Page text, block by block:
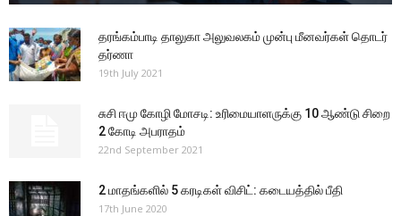
தரங்கம்பாடி தாலுகா அலுவலகம் முன்பு மீனவர்கள் தொடர்
தர்ணா
19th July 2021
சுசி ஈமு கோழி மோசடி: உரிமையாளருக்கு 10 ஆண்டு சிறை
2 கோடி அபராதம்
22nd September 2021
2 மாதங்களில் 5 கரடிகள் விசிட்: கடையத்தில் பீதி
17th June 2020